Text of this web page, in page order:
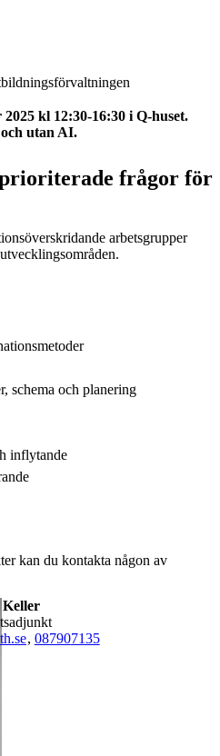
kl 12:30-16:30 i Q-huset.
utan AI.
frågor för
arbetsgrupper
schema och planering
inflytande
kan du kontakta någon av
Keller
, 087907135